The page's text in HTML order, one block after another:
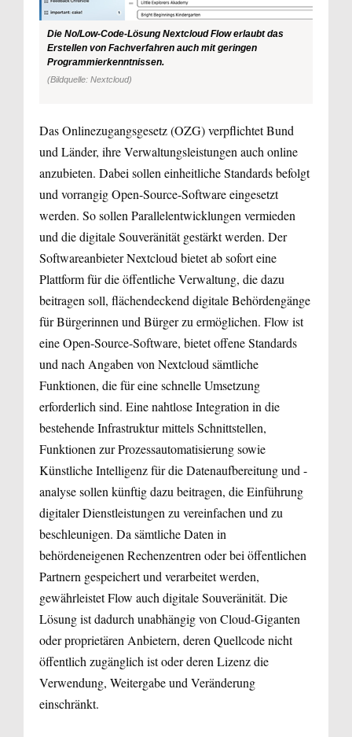
Die No/Low-Code-Lösung Nextcloud Flow erlaubt das
Erstellen von Fachverfahren auch mit geringen
Programmierkenntnissen.
(Bildquelle: Nextcloud)
Das Onlinezugangsgesetz (OZG) verpflichtet Bund
und Länder, ihre Verwaltungsleistungen auch online
anzubieten. Dabei sollen einheitliche Standards befolgt
und vorrangig Open-Source-Software eingesetzt
werden. So sollen Parallelentwicklungen vermieden
und die digitale Souveränität gestärkt werden. Der
Softwareanbieter Nextcloud bietet ab sofort eine
Plattform für die öffentliche Verwaltung, die dazu
beitragen soll, flächendeckend digitale Behördengänge
für Bürgerinnen und Bürger zu ermöglichen. Flow ist
eine Open-Source-Software, bietet offene Standards
und nach Angaben von Nextcloud sämtliche
Funktionen, die für eine schnelle Umsetzung
erforderlich sind. Eine nahtlose Integration in die
bestehende Infrastruktur mittels Schnittstellen,
Funktionen zur Prozessautomatisierung sowie
Künstliche Intelligenz für die Datenaufbereitung und -
analyse sollen künftig dazu beitragen, die Einführung
digitaler Dienstleistungen zu vereinfachen und zu
beschleunigen. Da sämtliche Daten in
behördeneigenen Rechenzentren oder bei öffentlichen
Partnern gespeichert und verarbeitet werden,
gewährleistet Flow auch digitale Souveränität. Die
Lösung ist dadurch unabhängig von Cloud-Giganten
oder proprietären Anbietern, deren Quellcode nicht
öffentlich zugänglich ist oder deren Lizenz die
Verwendung, Weitergabe und Veränderung
einschränkt.